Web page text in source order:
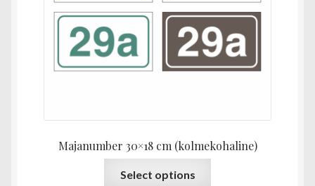
Majanumber 30×18 cm (kolmekohaline)
Select options